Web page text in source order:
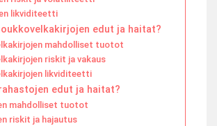
likviditeetti
edut ja haitat?
mahdolliset tuotot
riskit ja vakaus
likviditeetti
edut ja haitat?
mahdolliset tuotot
riskit ja hajautus